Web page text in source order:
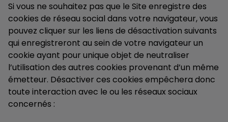
Si vous ne souhaitez pas que le Site enregistre des
cookies de réseau social dans votre navigateur, vous
pouvez cliquer sur les liens de désactivation suivants
qui enregistreront au sein de votre navigateur un
cookie ayant pour unique objet de neutraliser
l’utilisation des autres cookies provenant d’un même
émetteur. Désactiver ces cookies empêchera donc
toute interaction avec le ou les réseaux sociaux
concernés :